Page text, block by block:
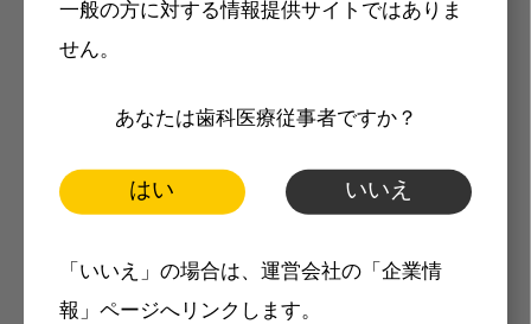
一般の方に対する情報提供サイトではありま
せん。
あなたは歯科医療従事者ですか？
はい いいえ
「いいえ」の場合は、運営会社の「企業情
報」ページへリンクします。
メリット
製品価格も閲覧可能